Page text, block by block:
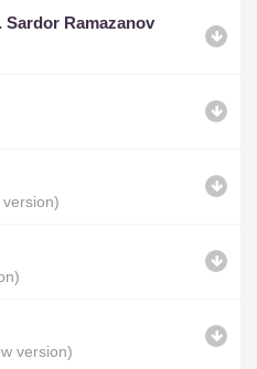
Sardor Ramazanov
version)